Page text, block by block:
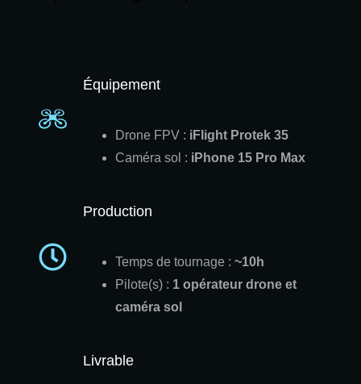
Équipement
Drone FPV : iFlight Protek 35
Caméra sol : iPhone 15 Pro Max
Production
Temps de tournage : ~10h
Pilote(s) : 1 opérateur drone et
caméra sol
Livrable